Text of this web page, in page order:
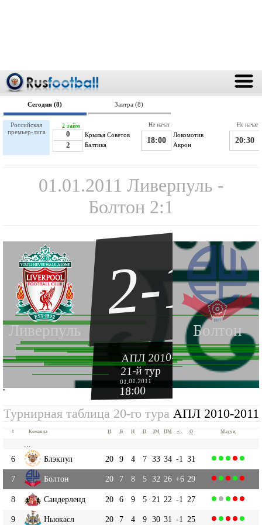
Сегодня (8) Завтра (8)
Российская
премьер-лига
Крылья Советов
0
2
Балтика
2 тайм
Локомотив
18:00 Акрон
Не начат
20:30
Не начат
01.01.2011 Ливерпуль -
Болтон 2:1
Ливерпуль Болтон
2-1
АПЛ 2010-2011
21-й тур
01.01.2011
18:00
''
Турнирная таблица 20-го тура АПЛ 2010-2011
# Команда И В Н П ЗМ ПМ +|- О Матчи
6
Блэкпул 20 9 4 7 33 34 -1 31
7 Болтон 20 7 8 5 32 26 +6 29
8 Сандерленд 20 6 9 5 21 22 -1 27
9 Ньюкасл 20 7 4 9 30 31 -1 25